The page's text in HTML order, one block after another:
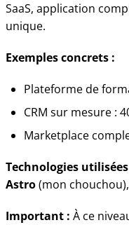
SaaS, application
unique.
Exemples concrets :
Plateforme de
CRM sur mesure :
Marketplace
Technologies
Astro(mon
Important : À ce